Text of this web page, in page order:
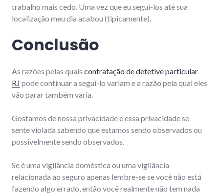
trabalho mais cedo. Uma vez que eu segui-los até sua
localização meu dia acabou (tipicamente).
Conclusão
As razões pelas quais contratação de detetive particular
RJ pode continuar a segui-lo variam e a razão pela qual eles
vão parar também varia.
Gostamos de nossa privacidade e essa privacidade se
sente violada sabendo que estamos sendo observados ou
possivelmente sendo observados.
Se é uma vigilância doméstica ou uma vigilância
relacionada ao seguro apenas lembre-se se você não está
fazendo algo errado, então você realmente não tem nada